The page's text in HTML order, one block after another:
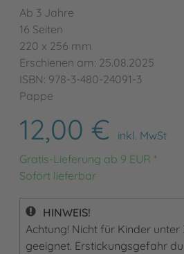
Ab 3 Jahre
16 Seiten
220 x 256 mm
Erschienen am: 25.08.2025
ISBN: 978-3-480-24091-3
Pappe
12,00 €
inkl. MwSt
Gratis-Lieferung ab 9 EUR *
Sofort lieferbar
HINWEIS!
Achtung! Nicht für Kinder unter
geeignet. Erstickungsgefahr